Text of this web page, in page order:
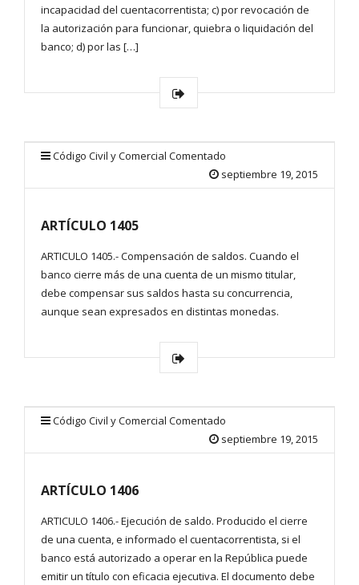
incapacidad del cuentacorrentista; c) por revocación de
la autorización para funcionar, quiebra o liquidación del
banco; d) por las […]
Código Civil y Comercial Comentado
septiembre 19, 2015
ARTÍCULO 1405
ARTICULO 1405.- Compensación de saldos. Cuando el
banco cierre más de una cuenta de un mismo titular,
debe compensar sus saldos hasta su concurrencia,
aunque sean expresados en distintas monedas.
Código Civil y Comercial Comentado
septiembre 19, 2015
ARTÍCULO 1406
ARTICULO 1406.- Ejecución de saldo. Producido el cierre
de una cuenta, e informado el cuentacorrentista, si el
banco está autorizado a operar en la República puede
emitir un título con eficacia ejecutiva. El documento debe